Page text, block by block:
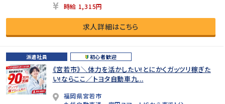
時給 1,315円
求人詳細はこちら
派遣社員 初心者歓迎
《宮若市》＼体力を活かしたい!とにかくガッツリ稼ぎた
い!ならここ／トヨタ自動車九...
福岡県宮若市